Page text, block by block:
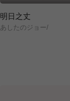
明日之丈
あしたのジョー/